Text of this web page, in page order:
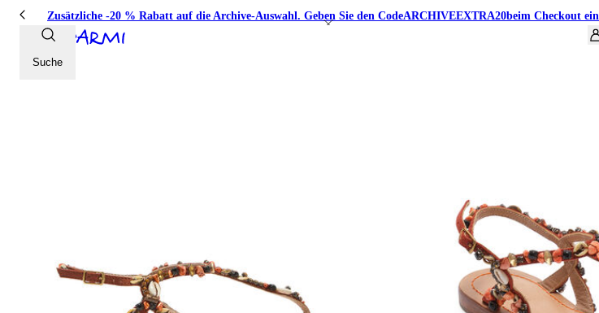
Zusätzliche -20 % Rabatt auf die Archive-Auswahl. Geben Sie den CodeARCHIVEEXTRA20beim Checkout ein
Suche